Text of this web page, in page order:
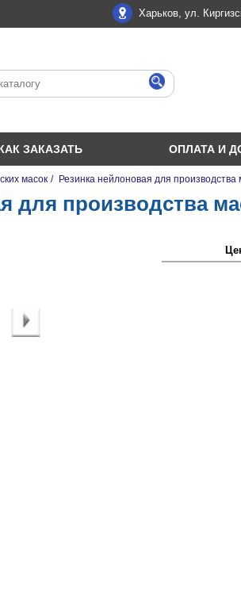
Харьков, ул.
ЗАКАЗАТЬ ОПЛАТА И
масок / Резинка нейлоновая для производства
для производства